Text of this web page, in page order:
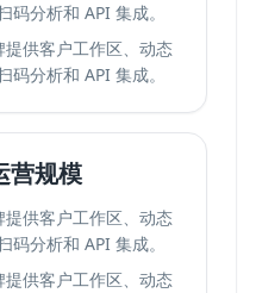
分析和 API 集成。
供客户工作区、动态
分析和 API 集成。
营规模
供客户工作区、动态
分析和 API 集成。
供客户工作区、动态